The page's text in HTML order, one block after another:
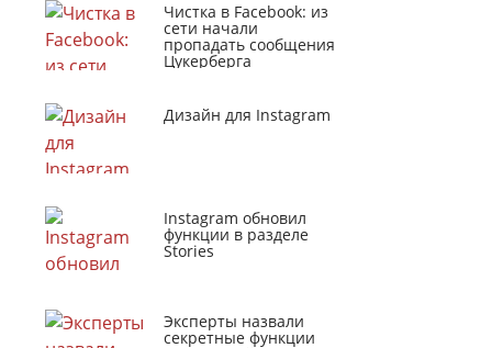
Чистка в Facebook: из
сети начали
пропадать сообщения
Цукерберга
Дизайн для Instagram
Instagram обновил
функции в разделе
Stories
Эксперты назвали
секретные функции